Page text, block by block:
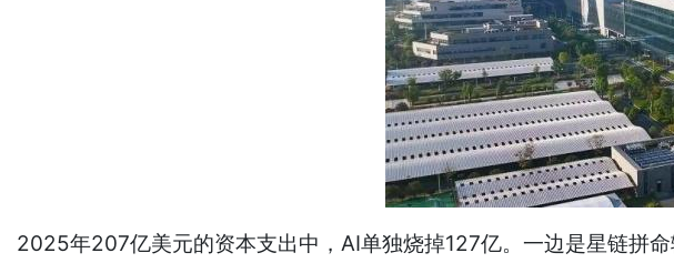
2025年207亿美元的资本支出中，AI单独烧掉127亿。一边是星链拼